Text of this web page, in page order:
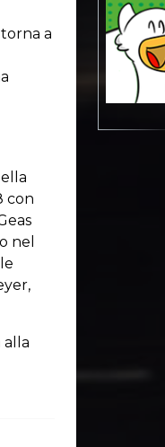
a
con
nel
alla